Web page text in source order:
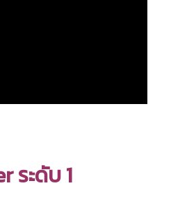
ระดับ 1